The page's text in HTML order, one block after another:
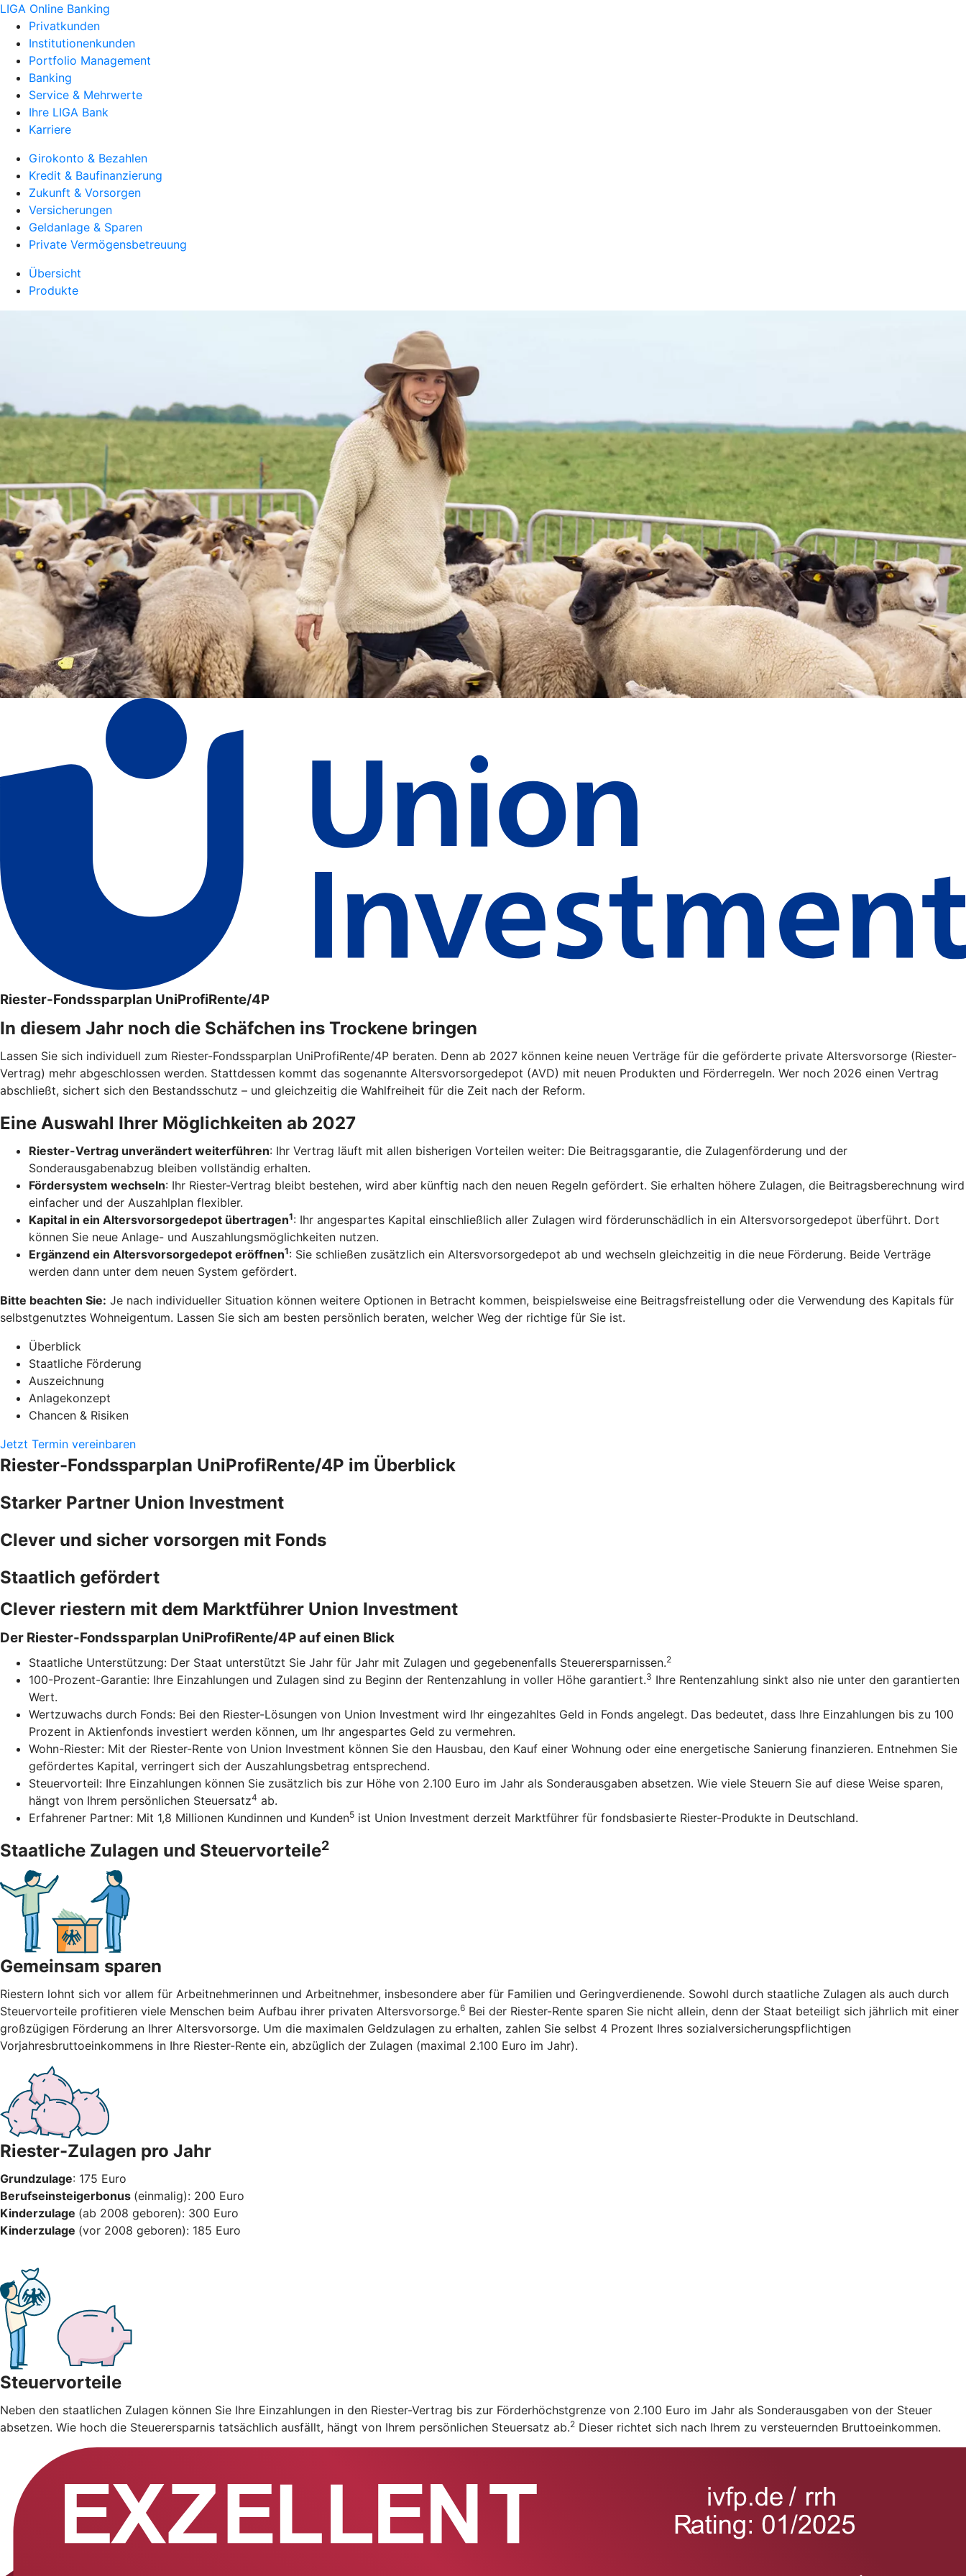
LIGA Online Banking
Privatkunden
Institutionenkunden
Portfolio Management
Banking
Service & Mehrwerte
Ihre LIGA Bank
Karriere
Girokonto & Bezahlen
Kredit & Baufinanzierung
Zukunft & Vorsorgen
Versicherungen
Geldanlage & Sparen
Private Vermögensbetreuung
Übersicht
Produkte
Riester-Fondssparplan UniProfiRente/4P
In diesem Jahr noch die Schäfchen ins Trockene bringen
Lassen Sie sich individuell zum Riester-Fondssparplan UniProfiRente/4P beraten. Denn ab 2027 können keine neuen Verträge für die geförderte private Altersvorsorge (Riester-
Vertrag) mehr abgeschlossen werden. Stattdessen kommt das sogenannte Altersvorsorgedepot (AVD) mit neuen Produkten und Förderregeln. Wer noch 2026 einen Vertrag
abschließt, sichert sich den Bestandsschutz – und gleichzeitig die Wahlfreiheit für die Zeit nach der Reform.
Eine Auswahl Ihrer Möglichkeiten ab 2027
Riester-Vertrag unverändert weiterführen: Ihr Vertrag läuft mit allen bisherigen Vorteilen weiter: Die Beitragsgarantie, die Zulagenförderung und der
Sonderausgabenabzug bleiben vollständig erhalten.
Fördersystem wechseln: Ihr Riester-Vertrag bleibt bestehen, wird aber künftig nach den neuen Regeln gefördert. Sie erhalten höhere Zulagen, die Beitragsberechnung wird
einfacher und der Auszahlplan flexibler.
Kapital in ein Altersvorsorgedepot übertragen1: Ihr angespartes Kapital einschließlich aller Zulagen wird förderunschädlich in ein Altersvorsorgedepot überführt. Dort
können Sie neue Anlage- und Auszahlungsmöglichkeiten nutzen.
Ergänzend ein Altersvorsorgedepot eröffnen1: Sie schließen zusätzlich ein Altersvorsorgedepot ab und wechseln gleichzeitig in die neue Förderung. Beide Verträge
werden dann unter dem neuen System gefördert.
Bitte beachten Sie: Je nach individueller Situation können weitere Optionen in Betracht kommen, beispielsweise eine Beitragsfreistellung oder die Verwendung des Kapitals für
selbstgenutztes Wohneigentum. Lassen Sie sich am besten persönlich beraten, welcher Weg der richtige für Sie ist.
Überblick
Staatliche Förderung
Auszeichnung
Anlagekonzept
Chancen & Risiken
Jetzt Termin vereinbaren
Riester-Fondssparplan UniProfiRente/4P im Überblick
Starker Partner Union Investment
Clever und sicher vorsorgen mit Fonds
Staatlich gefördert
Clever riestern mit dem Marktführer Union Investment
Der Riester-Fondssparplan UniProfiRente/4P auf einen Blick
Staatliche Unterstützung: Der Staat unterstützt Sie Jahr für Jahr mit Zulagen und gegebenenfalls Steuerersparnissen.2
100-Prozent-Garantie: Ihre Einzahlungen und Zulagen sind zu Beginn der Rentenzahlung in voller Höhe garantiert.3 Ihre Rentenzahlung sinkt also nie unter den garantierten
Wert.
Wertzuwachs durch Fonds: Bei den Riester-Lösungen von Union Investment wird Ihr eingezahltes Geld in Fonds angelegt. Das bedeutet, dass Ihre Einzahlungen bis zu 100
Prozent in Aktienfonds investiert werden können, um Ihr angespartes Geld zu vermehren.
Wohn-Riester: Mit der Riester-Rente von Union Investment können Sie den Hausbau, den Kauf einer Wohnung oder eine energetische Sanierung finanzieren. Entnehmen Sie
gefördertes Kapital, verringert sich der Auszahlungsbetrag entsprechend.
Steuervorteil: Ihre Einzahlungen können Sie zusätzlich bis zur Höhe von 2.100 Euro im Jahr als Sonderausgaben absetzen. Wie viele Steuern Sie auf diese Weise sparen,
hängt von Ihrem persönlichen Steuersatz4 ab.
Erfahrener Partner: Mit 1,8 Millionen Kundinnen und Kunden5 ist Union Investment derzeit Marktführer für fondsbasierte Riester-Produkte in Deutschland.
Staatliche Zulagen und Steuervorteile2
Gemeinsam sparen
Riestern lohnt sich vor allem für Arbeitnehmerinnen und Arbeitnehmer, insbesondere aber für Familien und Geringverdienende. Sowohl durch staatliche Zulagen als auch durch
Steuervorteile profitieren viele Menschen beim Aufbau ihrer privaten Altersvorsorge.6 Bei der Riester-Rente sparen Sie nicht allein, denn der Staat beteiligt sich jährlich mit einer
großzügigen Förderung an Ihrer Altersvorsorge. Um die maximalen Geldzulagen zu erhalten, zahlen Sie selbst 4 Prozent Ihres sozialversicherungspflichtigen
Vorjahresbruttoeinkommens in Ihre Riester-Rente ein, abzüglich der Zulagen (maximal 2.100 Euro im Jahr).
Riester-Zulagen pro Jahr
Grundzulage: 175 Euro
Berufseinsteigerbonus (einmalig): 200 Euro
Kinderzulage (ab 2008 geboren): 300 Euro
Kinderzulage (vor 2008 geboren): 185 Euro
Steuervorteile
Neben den staatlichen Zulagen können Sie Ihre Einzahlungen in den Riester-Vertrag bis zur Förderhöchstgrenze von 2.100 Euro im Jahr als Sonderausgaben von der Steuer
absetzen. Wie hoch die Steuerersparnis tatsächlich ausfällt, hängt von Ihrem persönlichen Steuersatz ab.2 Dieser richtet sich nach Ihrem zu versteuernden Bruttoeinkommen.